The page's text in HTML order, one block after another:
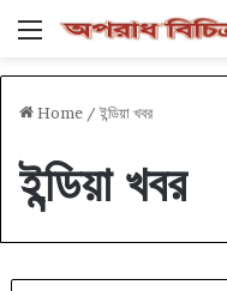
Menu
Home / ইন্ডিয়া খবর
ইন্ডিয়া খবর